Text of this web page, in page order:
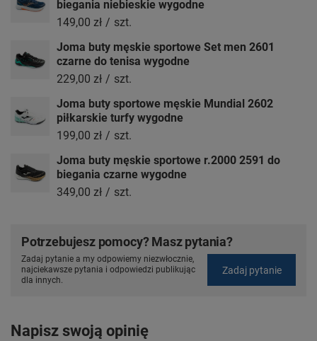
biegania niebieskie wygodne
149,00 zł / szt.
Joma buty męskie sportowe Set men 2601
czarne do tenisa wygodne
229,00 zł / szt.
Joma buty sportowe męskie Mundial 2602
piłkarskie turfy wygodne
199,00 zł / szt.
Joma buty męskie sportowe r.2000 2591 do
biegania czarne wygodne
349,00 zł / szt.
Potrzebujesz pomocy? Masz pytania?
Zadaj pytanie a my odpowiemy niezwłocznie,
najciekawsze pytania i odpowiedzi publikując
dla innych.
Zadaj pytanie
Napisz swoją opinię